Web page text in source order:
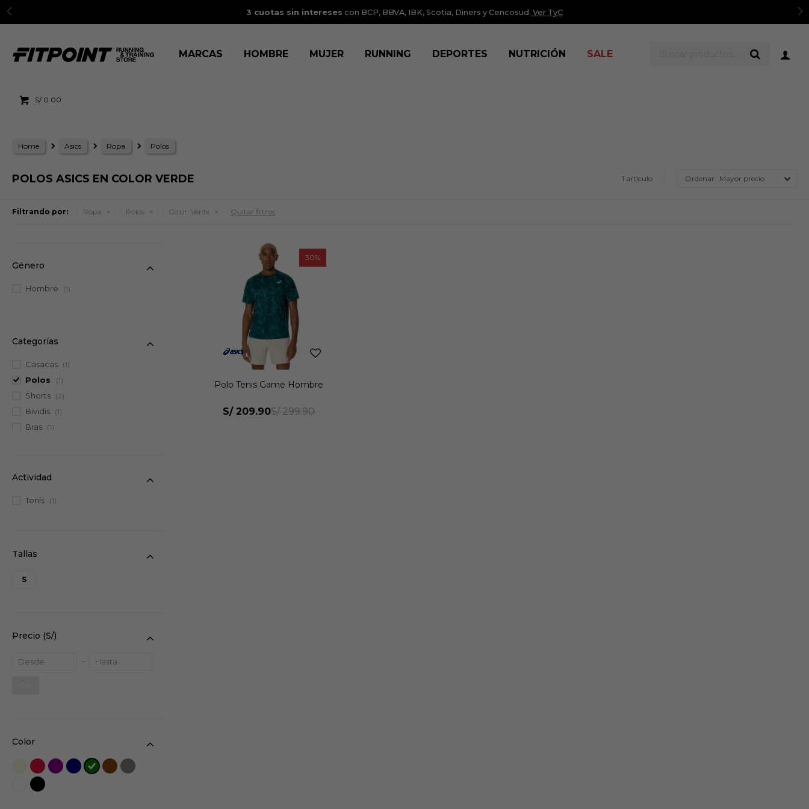
3 cuotas sin intereses con BCP, BBVA, IBK, Scotia, Diners y Cencosud. Ver TyC
MARCAS HOMBRE MUJER RUNNING DEPORTES NUTRICIÓN SALE
S/ 0.00
Home Asics Ropa Polos
POLOS ASICS EN COLOR VERDE 1 artículo Mayor precio
Filtrando por: Ropa Polos Color: Verde Quitar filtros
30
Polo Tenis Game Hombre
S/ 209.90S/ 299.90
Categorías
Casacas (1)
Polos (1)
Shorts (2)
Bividis (1)
Bras (1)
S
Precio (S/)
Color
Género
Hombre (1)
Actividad
Tenis (1)